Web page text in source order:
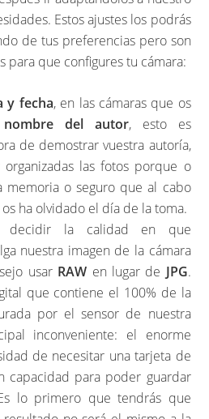
Estos ajustes los podrás
de tus preferencias pero son
para que configures tu cámara:
y fecha, en las cámaras que os
nombre del autor, esto es
de demostrar vuestra autoría,
las fotos porque o
memoria o seguro que al cabo
ha olvidado el día de la toma.
decidir la calidad en que
nuestra imagen de la cámara
usar RAW en lugar de JPG.
que contiene el 100% de la
por el sensor de nuestra
inconveniente: el enorme
de necesitar una tarjeta de
capacidad para poder guardar
lo primero que tendrás que